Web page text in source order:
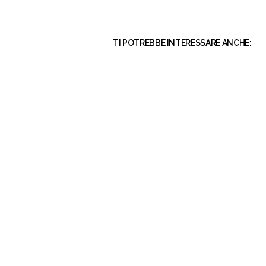
TI POTREBBE INTERESSARE ANCHE: